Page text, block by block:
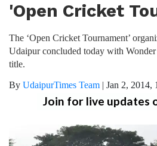
'Open Cricket
The ‘Open Cricket Tournament’
Udaipur concluded today with
title.
By UdaipurTimes Team | Jan 2, 2014,
Join for live updates